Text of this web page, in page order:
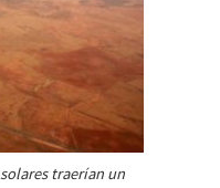
traerían un